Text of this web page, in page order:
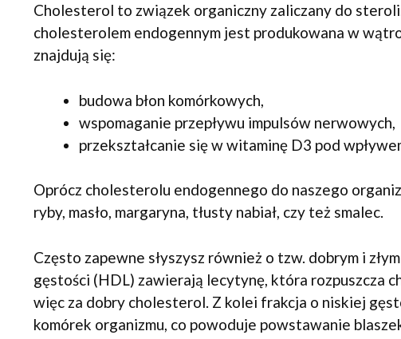
Cholesterol to związek organiczny zaliczany do
cholesterolem endogennym jest produkowana w
znajdują się:
budowa błon komórkowych,
wspomaganie przepływu impulsów nerwowych,
przekształcanie się w witaminę D3 pod
Oprócz cholesterolu endogennego do naszego
ryby, masło, margaryna, tłusty nabiał, czy też smalec.
Często zapewne słyszysz również o tzw. dobrym i
gęstości (HDL) zawierają lecytynę, która rozpuszcza
więc za dobry cholesterol. Z kolei frakcja o niskiej
komórek organizmu, co powoduje powstawanie